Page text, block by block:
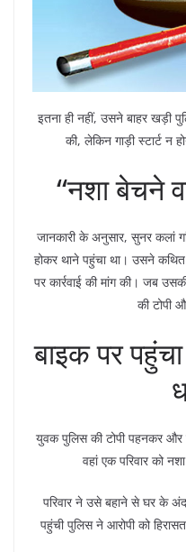
इतना ही नहीं, उसने बाहर खड़ी
की, लेकिन गाड़ी स्टार्ट न
“नशा बेचने
जानकारी के अनुसार, सुनर कलां
होकर थाने पहुंचा था। उसने
पर कार्रवाई की मांग की। जब
की टोपी
बाइक पर पहुंचा
युवक पुलिस की टोपी पहनकर और
वहां एक परिवार को
परिवार ने उसे बहाने से घर के
पहुंची पुलिस ने आरोपी को